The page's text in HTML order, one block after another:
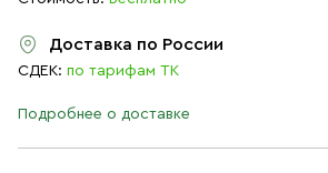
Доставка по России
СДЕК: по тарифам ТК
Подробнее о доставке